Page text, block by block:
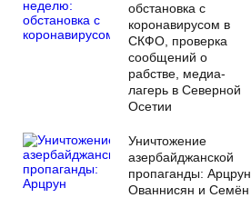
обстановка с
коронавирусом в
СКФО, проверка
сообщений о
рабстве, медиа-
лагерь в Северной
Осетии
Уничтожение
азербайджанской
пропаганды: Арцрун
Ованнисян и Семён